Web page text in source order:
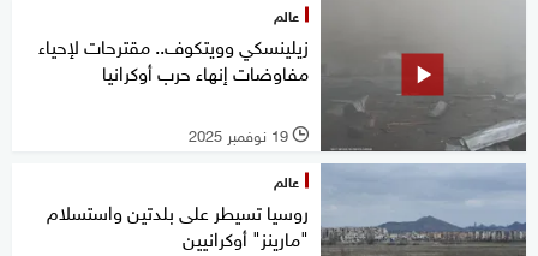
عالم
زيلينسكي وويتكوف.. مقترحات لإحياء
مفاوضات إنهاء حرب أوكرانيا
l 19 نوفمبر 2025
عالم
روسيا تسيطر على بلدتين واستسلام
"مارينز" أوكرانيين